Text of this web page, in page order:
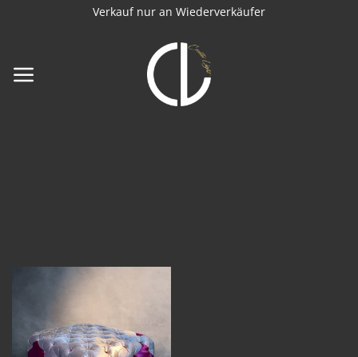
Verkauf nur an Wiederverkäufer